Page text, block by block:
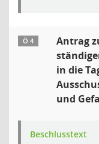
Ö 4
Antrag
in die
und
Beschlusstext